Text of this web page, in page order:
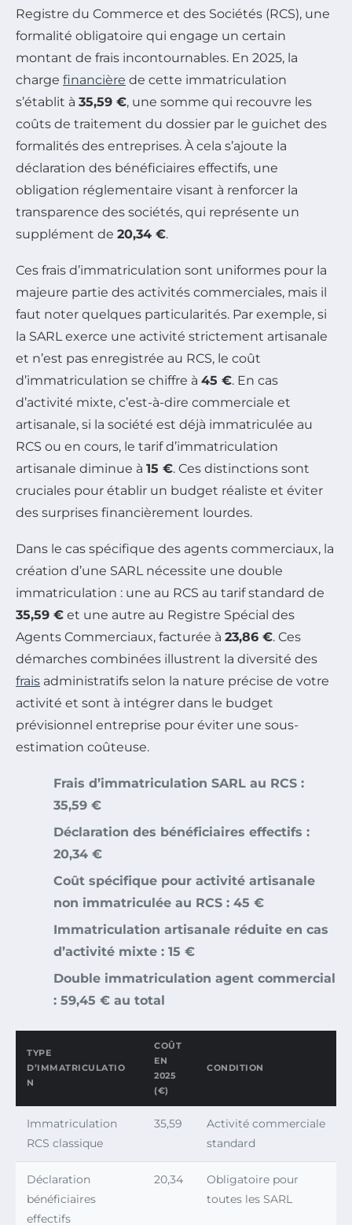
Registre du Commerce et des Sociétés (RCS), une
formalité obligatoire qui engage un certain
montant de frais incontournables. En 2025, la
charge financière de cette immatriculation
s’établit à 35,59 €, une somme qui recouvre les
coûts de traitement du dossier par le guichet des
formalités des entreprises. À cela s’ajoute la
déclaration des bénéficiaires effectifs, une
obligation réglementaire visant à renforcer la
transparence des sociétés, qui représente un
supplément de 20,34 €.
Ces frais d’immatriculation sont uniformes pour la
majeure partie des activités commerciales, mais il
faut noter quelques particularités. Par exemple, si
la SARL exerce une activité strictement artisanale
et n’est pas enregistrée au RCS, le coût
d’immatriculation se chiffre à 45 €. En cas
d’activité mixte, c’est-à-dire commerciale et
artisanale, si la société est déjà immatriculée au
RCS ou en cours, le tarif d’immatriculation
artisanale diminue à 15 €. Ces distinctions sont
cruciales pour établir un budget réaliste et éviter
des surprises financièrement lourdes.
Dans le cas spécifique des agents commerciaux, la
création d’une SARL nécessite une double
immatriculation : une au RCS au tarif standard de
35,59 € et une autre au Registre Spécial des
Agents Commerciaux, facturée à 23,86 €. Ces
démarches combinées illustrent la diversité des
frais administratifs selon la nature précise de votre
activité et sont à intégrer dans le budget
prévisionnel entreprise pour éviter une sous-
estimation coûteuse.
Frais d’immatriculation SARL au RCS :
35,59 €
Déclaration des bénéficiaires effectifs :
20,34 €
Coût spécifique pour activité artisanale
non immatriculée au RCS : 45 €
Immatriculation artisanale réduite en cas
d’activité mixte : 15 €
Double immatriculation agent commercial
: 59,45 € au total
TYPE
D’IMMATRICULATIO
N
COÛT
EN
2025
(€)
CONDITION
Immatriculation
RCS classique
35,59
Activité commerciale
standard
Déclaration
bénéficiaires
effectifs
20,34
Obligatoire pour
toutes les SARL